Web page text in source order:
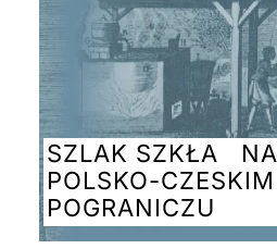
SZLAK SZKŁA NA
POLSKO-CZESKIM
POGRANICZU